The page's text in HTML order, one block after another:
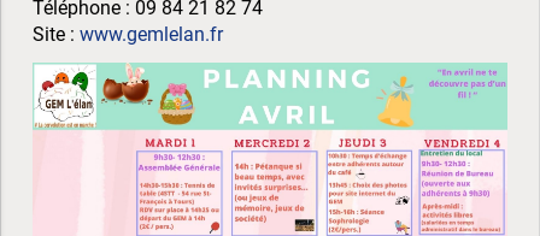
Téléphone : 09 84 21 82 74
Site : www.gemlelan.fr